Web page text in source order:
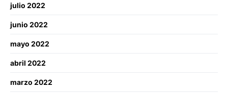
julio 2022
junio 2022
mayo 2022
abril 2022
marzo 2022